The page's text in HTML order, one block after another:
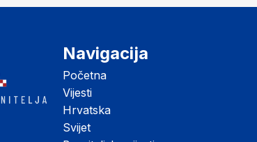
Navigacija
Početna
Vijesti
Hrvatska
Svijet